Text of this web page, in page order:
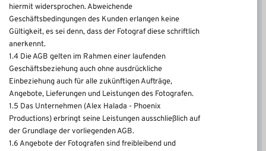
hiermit widersprochen. Abweichende
Geschäftsbedingungen des Kunden erlangen keine
Gültigkeit, es sei denn, dass der Fotograf diese schriftlich
anerkennt.
1.4 Die AGB gelten im Rahmen einer laufenden
Geschäftsbeziehung auch ohne ausdrückliche
Einbeziehung auch für alle zukünftigen Aufträge,
Angebote, Lieferungen und Leistungen des Fotografen.
1.5 Das Unternehmen (Alex Halada - Phoenix
Productions) erbringt seine Leistungen ausschließlich auf
der Grundlage der vorliegenden AGB.
1.6 Angebote der Fotografen sind freibleibend und